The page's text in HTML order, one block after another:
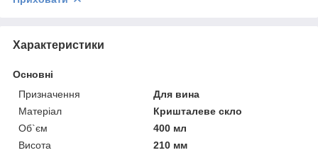
Характеристики
Основні
Призначення
Для вина
Матеріал
Кришталеве скло
Об`єм
400 мл
Висота
210 мм